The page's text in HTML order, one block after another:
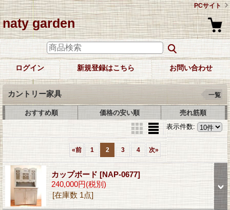
PCサイト
naty garden
ログイン 新規登録はこちら お問い合わせ
カントリー家具 一覧
おすすめ順 価格の安い順
売れ筋順
表示件数:
«前 1 2 3 4 次»
カップボード [NAP-0677]
240,000円(税別)
[在庫数 1点]